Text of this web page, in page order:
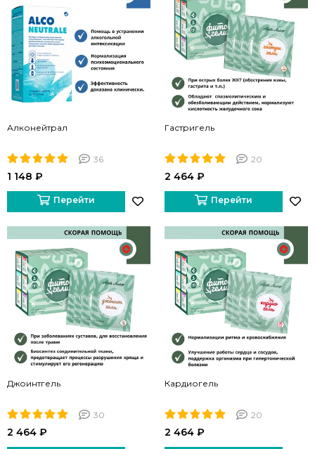
Алконейтрал
36
1 148 ₽
Перейти
Гастригель
20
2 464 ₽
Перейти
Джоинтгель
30
2 464 ₽
Кардиогель
20
2 464 ₽